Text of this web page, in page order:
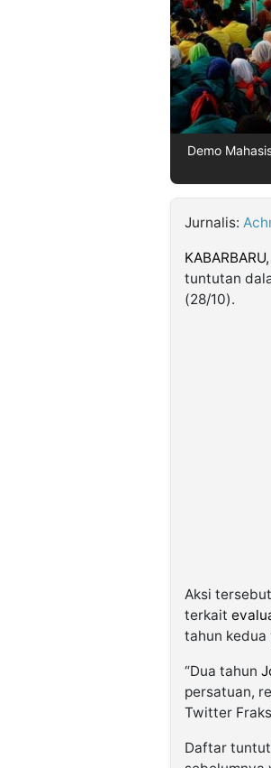
Demo
Jurnalis:
KABARBARU,
tuntutan
(28/10).
Aksi
terkait
tahun kedua
“Dua tahun
persatuan,
Twitter
Daftar